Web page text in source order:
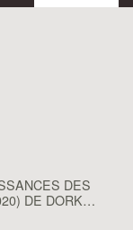
DES
DE DORK